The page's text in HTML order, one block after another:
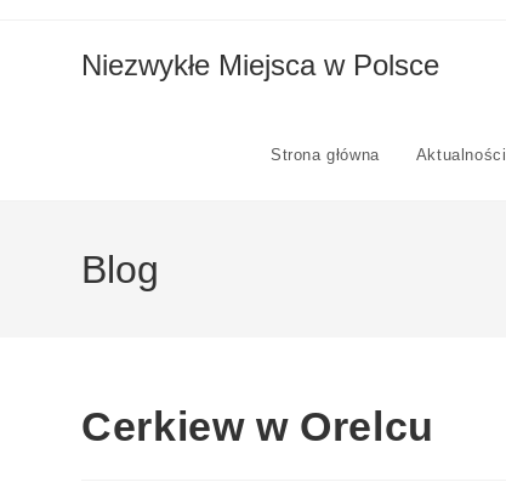
Niezwykłe Miejsca w Polsce
Strona główna Aktualności
Blog
Cerkiew w Orelcu